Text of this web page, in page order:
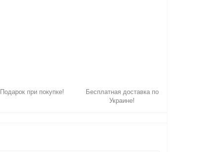
Подарок при покупке!
Бесплатная доставка по
Украине!